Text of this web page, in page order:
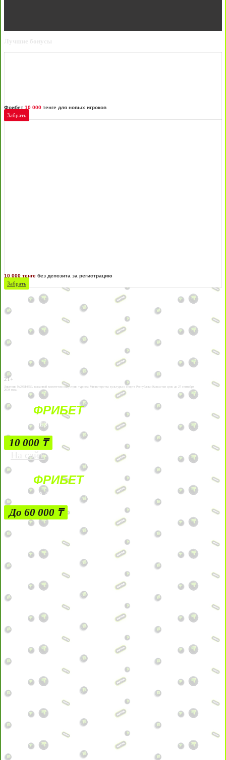
Лучшие бонусы
Фрибет 10 000 тенге для новых игроков
Забрать
10 000 тенге без депозита за регистрацию
Забрать
21+
Лицензии №24514359, выданной комитетом индустрии туризма Министерства культуры и спорта Республики Казахстан срок до 27 сентября
2034 года.
ФРИБЕТ
БЕЗ УСЛОВИЙ
10 000 ₸
На сайт
ФРИБЕТ
ЗА ДЕПОЗИТЫ
До 60 000 ₸